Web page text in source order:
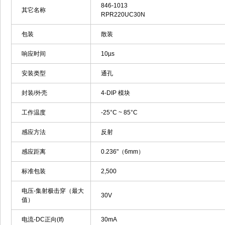
其它名称
846-1013
RPR220UC30N
包装 散装
响应时间 10µs
安装类型 通孔
封装/外壳 4-DIP 模块
工作温度 -25°C ~ 85°C
感应方法 反射
感应距离 0.236"（6mm）
标准包装 2,500
电压-集射极击穿（最大
值）
30V
电流-DC正向(If) 30mA